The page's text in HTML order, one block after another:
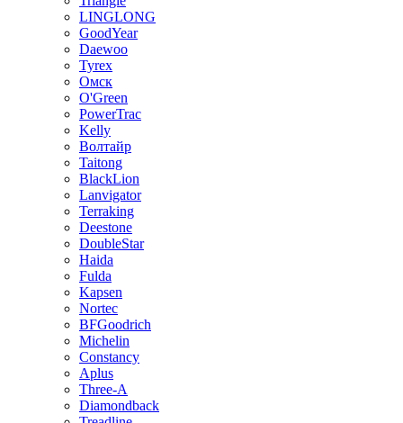
LINGLONG
GoodYear
Daewoo
Tyrex
Омск
O'Green
PowerTrac
Kelly
Волтайр
Taitong
BlackLion
Lanvigator
Terraking
Deestone
DoubleStar
Haida
Fulda
Kapsen
Nortec
BFGoodrich
Michelin
Constancy
Aplus
Three-A
Diamondback